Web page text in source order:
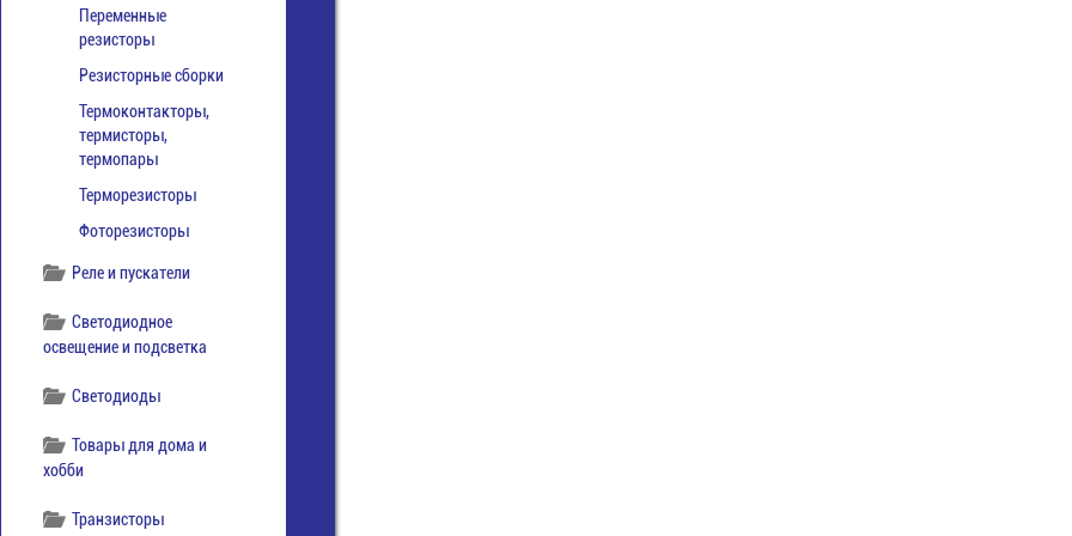
Переменные
резисторы
Резисторные сборки
Термоконтакторы,
термисторы,
термопары
Терморезисторы
Фоторезисторы
Реле и пускатели
Светодиодное
освещение и подсветка
Светодиоды
Товары для дома и
хобби
Транзисторы